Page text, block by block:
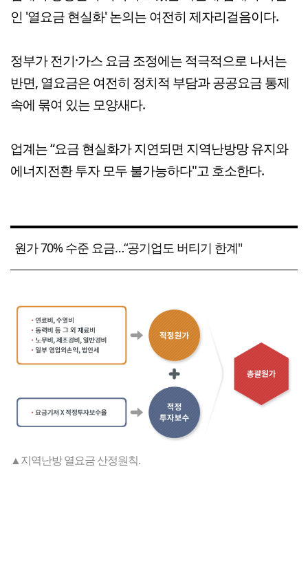
인 '열요금 현실화' 논의는 여전히 제자리걸음이다.
정부가 전기·가스 요금 조정에는 적극적으로 나서는
반면, 열요금은 여전히 정치적 부담과 공공요금 통제
속에 묶여 있는 모양새다.
업계는 “요금 현실화가 지연되면 지역난방망 유지와
에너지전환 투자 모두 불가능하다"고 호소한다.
원가 70% 수준 요금…“공기업도 버티기 한계"
▲지역난방 열요금 산정원칙.